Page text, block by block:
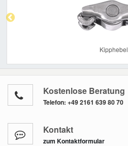
Kipphebel
Kostenlose Beratung
Telefon: +49 2161 639 80 70
Kontakt
zum Kontaktformular